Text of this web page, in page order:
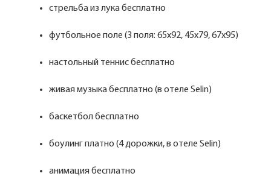
стрельба из лука бесплатно
футбольное поле (3 поля: 65х92, 45х79, 67х95)
настольный теннис бесплатно
живая музыка бесплатно (в отеле Selin)
баскетбол бесплатно
боулинг платно (4 дорожки, в отеле Selin)
анимация бесплатно